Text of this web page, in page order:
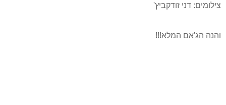
צילומים: דני זודקביץ'
והנה הג'אם המלא!!!